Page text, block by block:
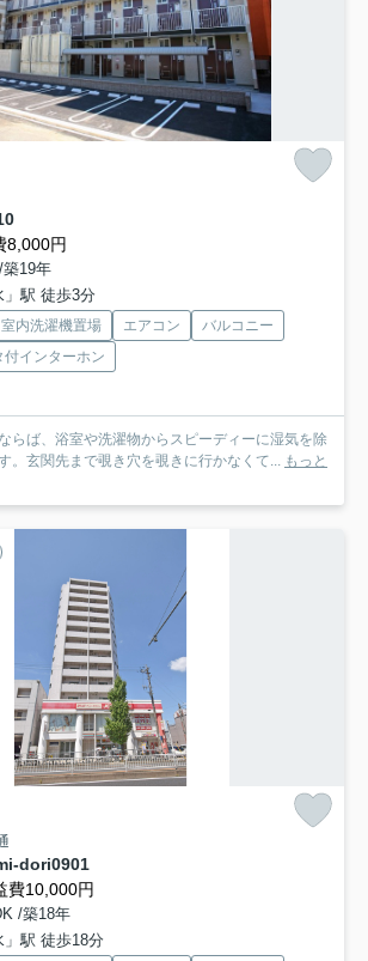
8,000円
19年
」駅 徒歩3分
室内洗濯機置場 エアコン
バルコニー
付インターホン
らば、浴室や洗濯物からスピーディーに湿気を除
。玄関先まで覗き穴を覗きに行かなくて... もっと
dori0901
費10,000円
/築18年
駅 徒歩18分